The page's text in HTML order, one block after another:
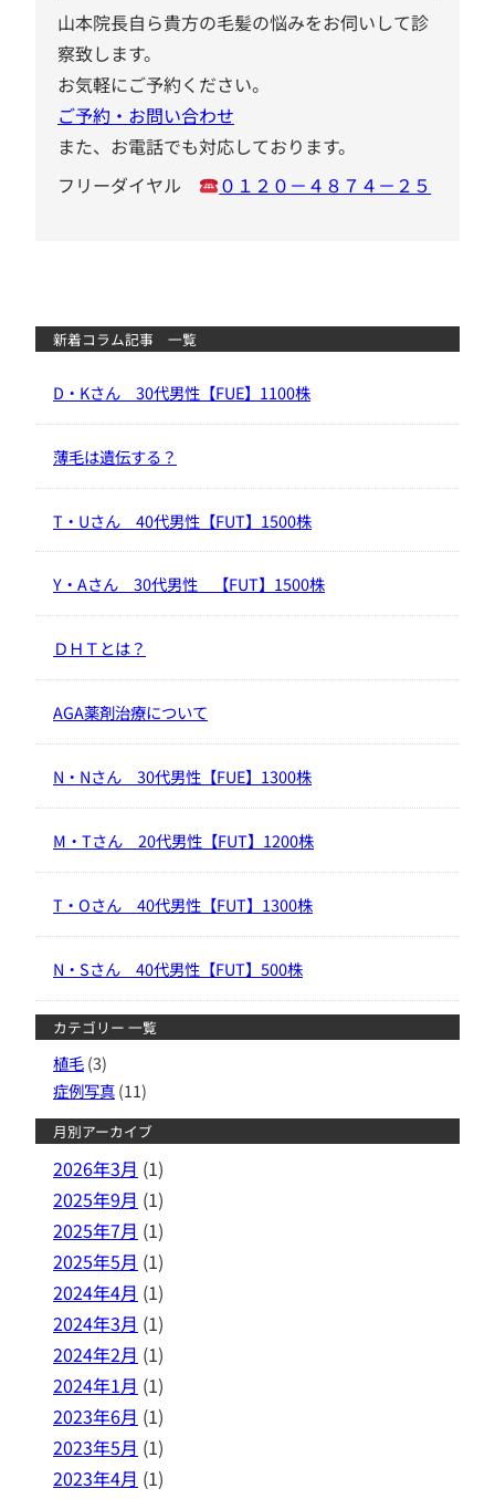
山本院長自ら貴方の毛髪の悩みをお伺いして診
察致します。
お気軽にご予約ください。
ご予約・お問い合わせ
また、お電話でも対応しております。
フリーダイヤル
０１２０－４８７４－２５
新着コラム記事 一覧
D・Kさん 30代男性【FUE】1100株
薄毛は遺伝する？
T・Uさん 40代男性【FUT】1500株
Y・Aさん 30代男性 【FUT】1500株
ＤＨＴとは？
AGA薬剤治療について
N・Nさん 30代男性【FUE】1300株
M・Tさん 20代男性【FUT】1200株
T・Oさん 40代男性【FUT】1300株
N・Sさん 40代男性【FUT】500株
カテゴリー 一覧
植毛(3)
症例写真(11)
月別アーカイブ
2026年3月 (1)
2025年9月 (1)
2025年7月 (1)
2025年5月 (1)
2024年4月 (1)
2024年3月 (1)
2024年2月 (1)
2024年1月 (1)
2023年6月 (1)
2023年5月 (1)
2023年4月 (1)